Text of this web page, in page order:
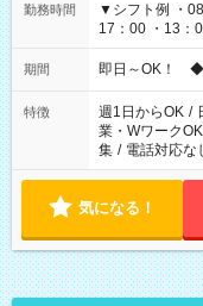
勤務時間
▼シフト例 ・
17：00 ・13：00～
仕事により勤務
期間 即日～OK！ ◆
特徴 週1日からOK /
業・WワークOK
集 / 電話対応な
気になる！